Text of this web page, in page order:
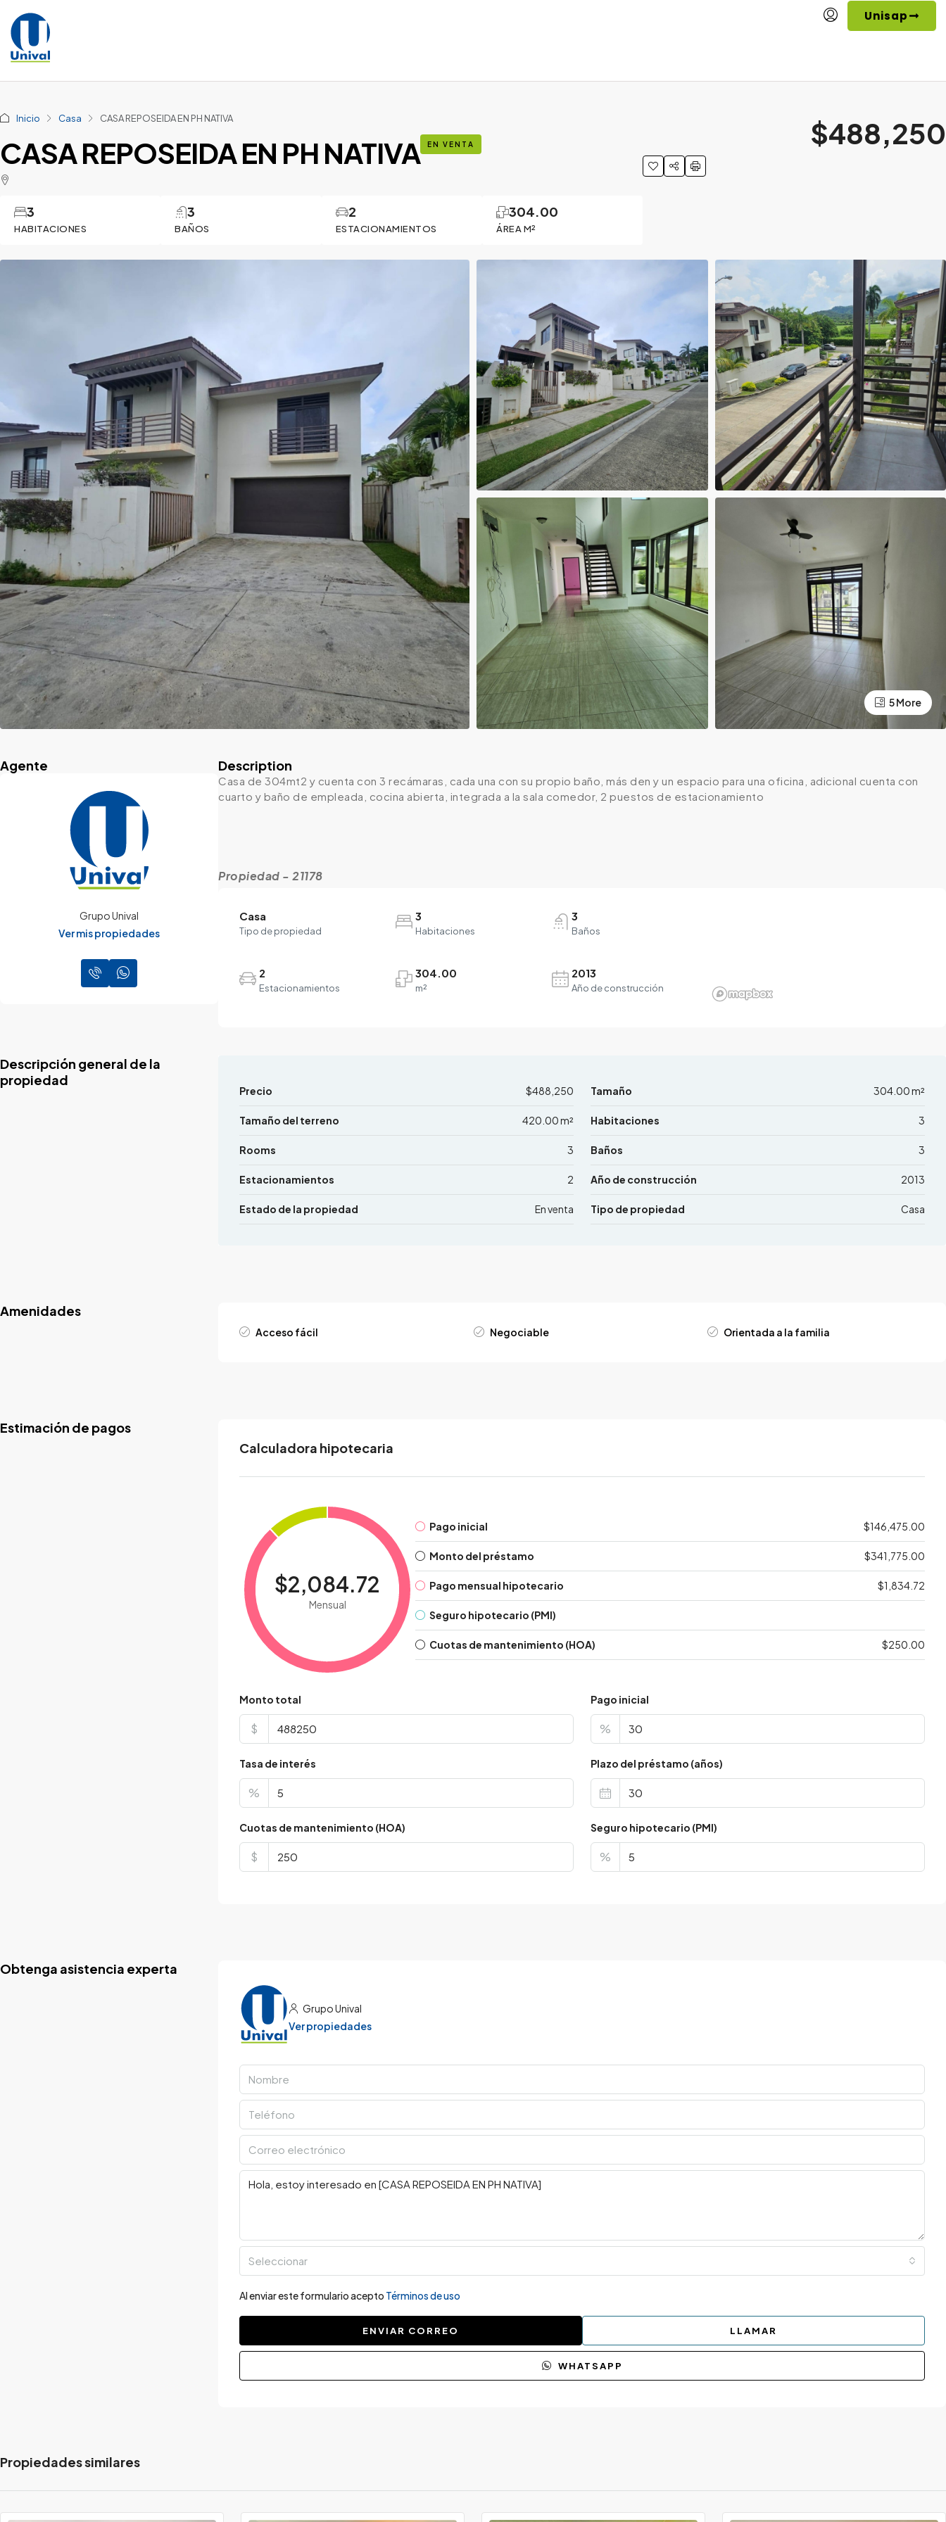
Unisap
Inicio Casa CASA REPOSEIDA EN PH NATIVA
CASA REPOSEIDA EN PH NATIVA EN VENTA
HABITACIONES
3
BAÑOS
3
ESTACIONAMIENTOS
2
ÁREA M²
304.00
$488,250
5 More
Agente
Grupo Unival
Ver mis propiedades
Description
Casa de 304mt2 y cuenta con 3 recámaras, cada una con su propio baño, más den y un espacio para una oficina, adicional cuenta con
cuarto y baño de empleada, cocina abierta, integrada a la sala comedor, 2 puestos de estacionamiento
Propiedad - 21178
Casa
Tipo de propiedad
3
Habitaciones
3
Baños
2
Estacionamientos
304.00
m²
2013
Año de construcción
Descripción general de la
propiedad
Precio $488,250 Tamaño 304.00 m²
Tamaño del terreno 420.00 m² Habitaciones 3
Rooms 3 Baños 3
Estacionamientos 2 Año de construcción 2013
Estado de la propiedad En venta Tipo de propiedad Casa
Amenidades
Acceso fácil Negociable Orientada a la familia
Estimación de pagos
Calculadora hipotecaria
$2,084.72
Mensual
Pago inicial $146,475.00
Monto del préstamo $341,775.00
Pago mensual hipotecario $1,834.72
Seguro hipotecario (PMI)
Cuotas de mantenimiento (HOA) $250.00
Monto total
$
Pago inicial
%
Tasa de interés
%
Plazo del préstamo (años)
Cuotas de mantenimiento (HOA)
$
Seguro hipotecario (PMI)
%
Obtenga asistencia experta
Grupo Unival
Ver propiedades
Seleccionar
Al enviar este formulario acepto Términos de uso
ENVIAR CORREO LLAMAR
WHATSAPP
Propiedades similares